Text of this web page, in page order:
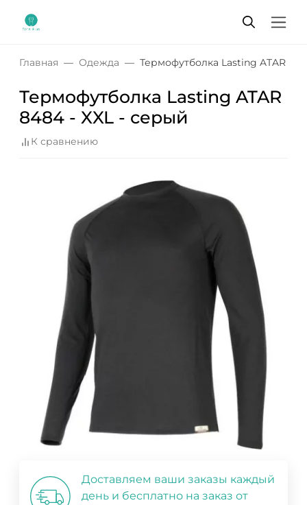
Главная Одежда Термофутболка Lasting ATAR
Термофутболка Lasting ATAR
8484 - XXL - серый
К сравнению
Доставляем ваши заказы каждый
день и бесплатно на заказ от